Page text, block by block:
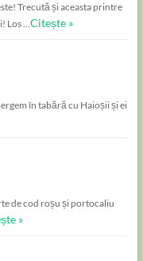
Trecută și aceasta printre
Los …Citește »
în tabără cu Haioșii și ei
de cod roșu și portocaliu
»